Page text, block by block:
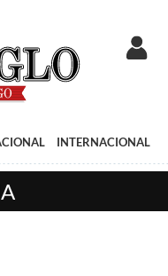
INTERNACIONAL